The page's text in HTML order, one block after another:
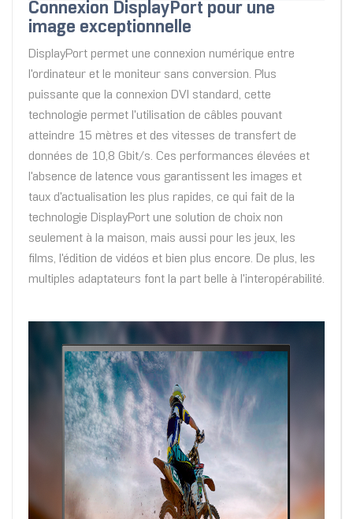
Connexion DisplayPort pour une
image exceptionnelle
DisplayPort permet une connexion numérique entre
l'ordinateur et le moniteur sans conversion. Plus
puissante que la connexion DVI standard, cette
technologie permet l'utilisation de câbles pouvant
atteindre 15 mètres et des vitesses de transfert de
données de 10,8 Gbit/s. Ces performances élevées et
l'absence de latence vous garantissent les images et
taux d'actualisation les plus rapides, ce qui fait de la
technologie DisplayPort une solution de choix non
seulement à la maison, mais aussi pour les jeux, les
films, l'édition de vidéos et bien plus encore. De plus, les
multiples adaptateurs font la part belle à l'interopérabilité.